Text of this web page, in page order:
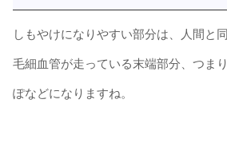
しもやけになりやすい部分は、人間と
毛細血管が走っている末端部分、つま
ぽなどになりますね。